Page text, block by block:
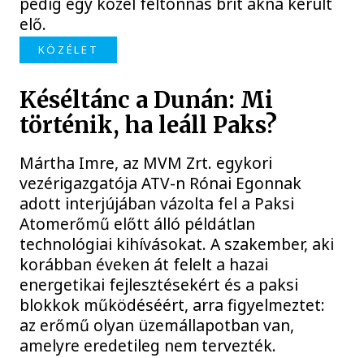
elő.
KÖZÉLET
Késéltánc a Dunán: Mi
történik, ha leáll Paks?
Mártha Imre, az MVM Zrt. egykori
vezérigazgatója ATV-n Rónai Egonnak
adott interjújában vázolta fel a Paksi
Atomerőmű előtt álló példátlan
technológiai kihívásokat. A szakember, aki
korábban éveken át felelt a hazai
energetikai fejlesztésekért és a paksi
blokkok működéséért, arra figyelmeztet:
az erőmű olyan üzemállapotban van,
amelyre eredetileg nem tervezték.